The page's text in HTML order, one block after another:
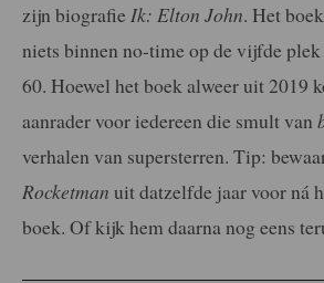
zijn biografie Ik: Elton John. Het
niets binnen no-time op de vijfde
60. Hoewel het boek alweer uit 2019
aanrader voor iedereen die smult van
verhalen van supersterren. Tip:
Rocketman uit datzelfde jaar voor ná
boek. Of kijk hem daarna nog eens